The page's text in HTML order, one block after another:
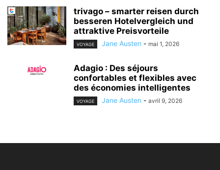
trivago – smarter reisen durch
besseren Hotelvergleich und
attraktive Preisvorteile
VOYAGE Jane Austen - mai 1, 2026
Adagio : Des séjours
confortables et flexibles avec
des économies intelligentes
VOYAGE Jane Austen - avril 9, 2026